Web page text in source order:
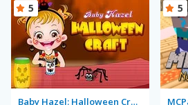
Baby Hazel: Halloween Crafts
5 5